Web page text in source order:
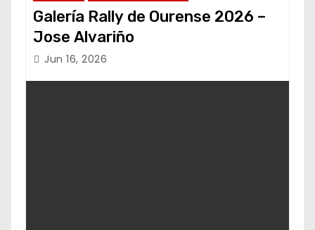
Galería Rally de Ourense 2026 –
Jose Alvariño
Jun 16, 2026